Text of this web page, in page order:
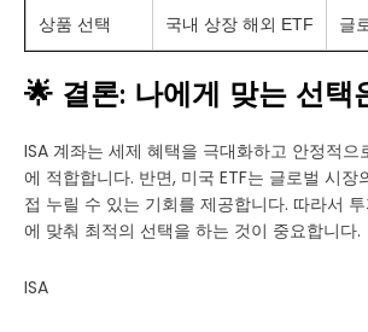
상품 선택 국내 상장 해외 ETF 글
🌟 결론: 나에게 맞는 선택
ISA 계좌는 세제 혜택을 극대화하고 안정적으
에 적합합니다. 반면, 미국 ETF는 글로벌 시장
접 누릴 수 있는 기회를 제공합니다. 따라서
에 맞춰 최적의 선택을 하는 것이 중요합니다.
ISA